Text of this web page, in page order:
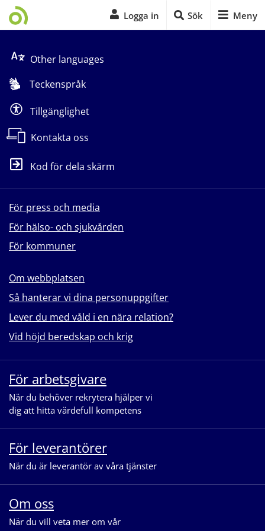
Logga in Sök Meny
Other languages
Teckenspråk
Tillgänglighet
Kontakta oss
Kod för dela skärm
För press och media
För hälso- och sjukvården
För kommuner
Om webbplatsen
Så hanterar vi dina personuppgifter
Lever du med våld i en nära relation?
Vid höjd beredskap och krig
För arbetsgivare
När du behöver rekrytera hjälper vi
dig att hitta värdefull kompetens
För leverantörer
När du är leverantör av våra tjänster
Om oss
När du vill veta mer om vår